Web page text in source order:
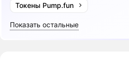
Токены Pump.fun
Показать остальные